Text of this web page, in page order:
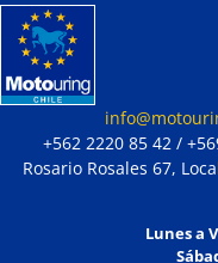
+562 2220 85 42 /
Rosario Rosales 67,
Lunes a